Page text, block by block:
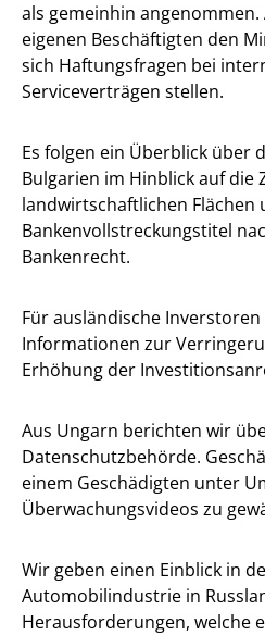
als gemeinhin angenommen.
eigenen Beschäftigten den
sich Haftungsfragen bei
Serviceverträgen stellen.
Es folgen ein Überblick über
Bulgarien im Hinblick auf die
landwirtschaftlichen
Bankenvollstreckungstitel
Bankenrecht.
Für ausländische
Informationen zur
Erhöhung der
Aus Ungarn berichten wir
Datenschutzbehörde.
einem Geschädigten unter
Überwachungsvideos zu
Wir geben einen Einblick in
Automobilindustrie in
Herausforderungen, welche